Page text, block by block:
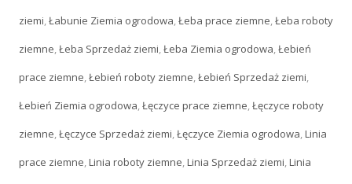
ziemi,Łabunie Ziemia ogrodowa,Łeba prace ziemne,Łeba roboty
ziemne,Łeba Sprzedaż ziemi,Łeba Ziemia ogrodowa,Łebień
prace ziemne,Łebień roboty ziemne,Łebień Sprzedaż ziemi,
Łebień Ziemia ogrodowa,Łęczyce prace ziemne,Łęczyce roboty
ziemne,Łęczyce Sprzedaż ziemi,Łęczyce Ziemia ogrodowa,Linia
prace ziemne,Linia roboty ziemne,Linia Sprzedaż ziemi,Linia